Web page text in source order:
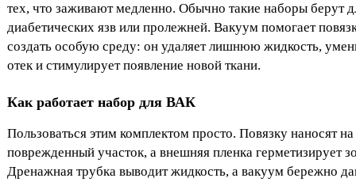
тех, что заживают медленно. Обычно такие наборы берут
диабетических язв или пролежней. Вакуум помогает
создать особую среду: он удаляет лишнюю жидкость,
отек и стимулирует появление новой ткани.
Как работает набор для ВАК
Пользоваться этим комплектом просто. Повязку наносят на
поврежденный участок, а внешняя пленка герметизирует
Дренажная трубка выводит жидкость, а вакуум бережно